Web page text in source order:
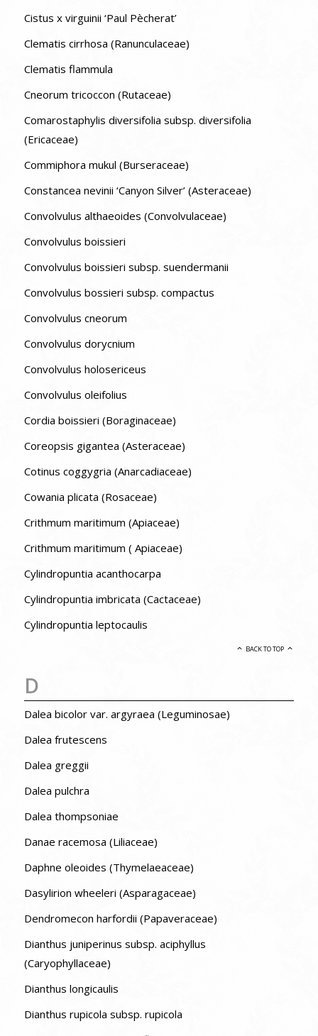
Cistus x virguinii ‘Paul Pècherat’
Clematis cirrhosa (Ranunculaceae)
Clematis flammula
Cneorum tricoccon (Rutaceae)
Comarostaphylis diversifolia subsp. diversifolia
(Ericaceae)
Commiphora mukul (Burseraceae)
Constancea nevinii ‘Canyon Silver’ (Asteraceae)
Convolvulus althaeoides (Convolvulaceae)
Convolvulus boissieri
Convolvulus boissieri subsp. suendermanii
Convolvulus bossieri subsp. compactus
Convolvulus cneorum
Convolvulus dorycnium
Convolvulus holosericeus
Convolvulus oleifolius
Cordia boissieri (Boraginaceae)
Coreopsis gigantea (Asteraceae)
Cotinus coggygria (Anarcadiaceae)
Cowania plicata (Rosaceae)
Crithmum maritimum (Apiaceae)
Crithmum maritimum ( Apiaceae)
Cylindropuntia acanthocarpa
Cylindropuntia imbricata (Cactaceae)
Cylindropuntia leptocaulis
BACK TO TOP
D
Dalea bicolor var. argyraea (Leguminosae)
Dalea frutescens
Dalea greggii
Dalea pulchra
Dalea thompsoniae
Danae racemosa (Liliaceae)
Daphne oleoides (Thymelaeaceae)
Dasylirion wheeleri (Asparagaceae)
Dendromecon harfordii (Papaveraceae)
Dianthus juniperinus subsp. aciphyllus
(Caryophyllaceae)
Dianthus longicaulis
Dianthus rupicola subsp. rupicola